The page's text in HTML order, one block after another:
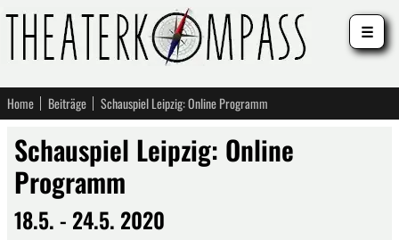
Home Beiträge Schauspiel Leipzig: Online Programm
Schauspiel Leipzig: Online
Programm
18.5. - 24.5. 2020
☰